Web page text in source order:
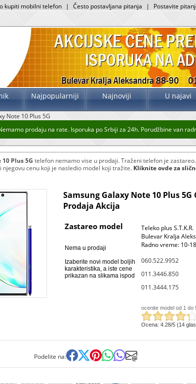
kupiti mobilni telefon | Često postavljana pitanja | Postavite
Najpopularniji Najnoviji U najavi
Note 10 Plus 5G
prodaju na rate. Isporuka po Srbiji za 24h. Porudžbine van
Plus 5G telefon nemamo vise u prodaji. Traženi telefon je
njegovu cenu koji je nasledio model koji tražite. Kliknite ovde za
Samsung Galaxy Note 10 Plus 5G
Prodaja Akcija
Zastareo model
Nema u prodaji
Izaberite novi model boljih
karakteristika, a iste cene
prikazan na slikama ispod
Teleko plus S.T.K.R.
Bulevar Kralja
Radno vreme: 10-
060.522.9952
011.3446.850
011.3444.175
ocenite model od 1 do
Ocena: 4.28/5 (14
Podelite na: